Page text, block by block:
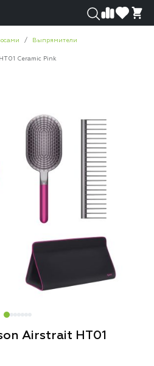
Выпрямители
Ceramic Pink
Airstrait HT01